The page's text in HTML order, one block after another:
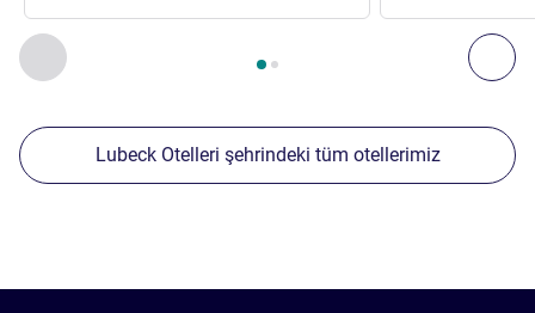
Önceki - Yakınlardaki diğer tesislerimiz
Sayfa , Yakınlardaki diğer tesislerimiz 1 :, Yakınlardaki
Lubeck Otelleri şehrindeki tüm otellerimiz